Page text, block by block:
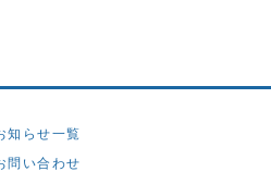
知らせ一覧
問い合わせ